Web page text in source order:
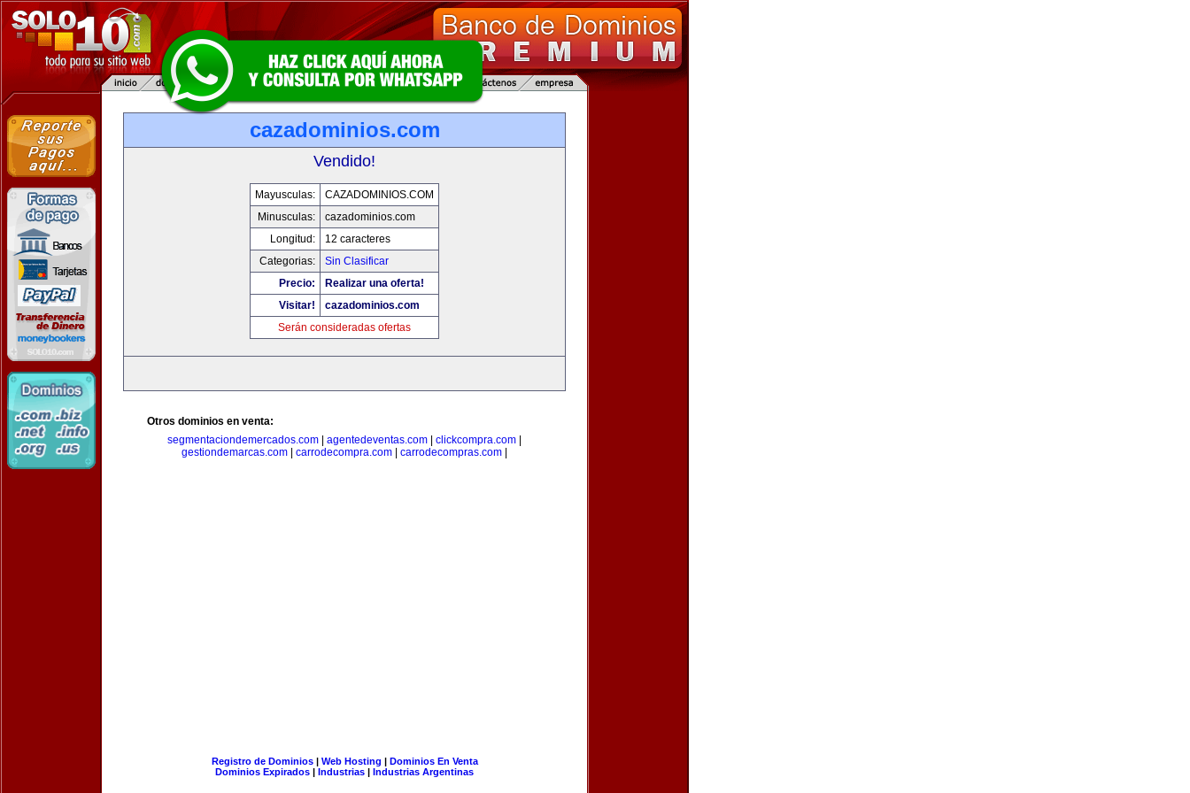
cazadominios.com
Vendido!
Mayusculas:
CAZADOMINIOS.COM
Minusculas:
cazadominios.com
Longitud:
12 caracteres
Categorias:
Sin Clasificar
Precio:
Realizar una oferta!
Visitar!
cazadominios.com
Serán consideradas ofertas
Otros dominios en venta:
segmentaciondemercados.com
agentedeventas.com clickcompra.com
gestiondemarcas.com
carrodecompra.com carrodecompras.com
Registro de Dominios| Web Hosting | Dominios En Venta
Dominios Expirados | Industrias | Industrias Argentinas